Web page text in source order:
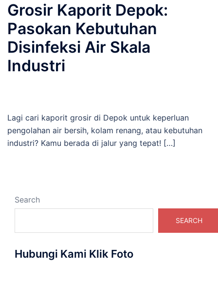
Grosir Kaporit Depok:
Pasokan Kebutuhan
Disinfeksi Air Skala
Industri
Lagi cari kaporit grosir di Depok untuk keperluan
pengolahan air bersih, kolam renang, atau kebutuhan
industri? Kamu berada di jalur yang tepat! […]
Search
SEARCH
Hubungi Kami Klik Foto